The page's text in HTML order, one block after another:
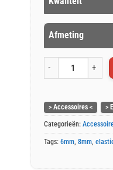
6mm | €
8mm | €
Uw keuze
Afmeting
Min: 1
Max: 100
Elastisch koord op
> Accessoires < >
Categorieën:
Tags:6mm,8mm,